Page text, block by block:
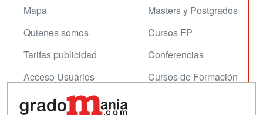
Mapa
Quienes somos
Tarifas publicidad
Acceso Usuarios
Acceso Centros
Masters y Postgrados
Cursos FP
Conferencias
Cursos de Formación